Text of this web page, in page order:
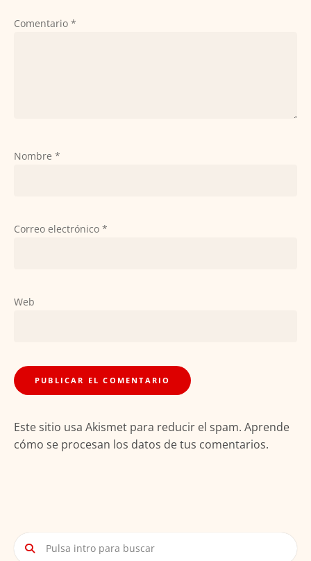
Comentario *
Nombre *
Correo electrónico *
Web
Este sitio usa Akismet para reducir el spam. Aprende
cómo se procesan los datos de tus comentarios.